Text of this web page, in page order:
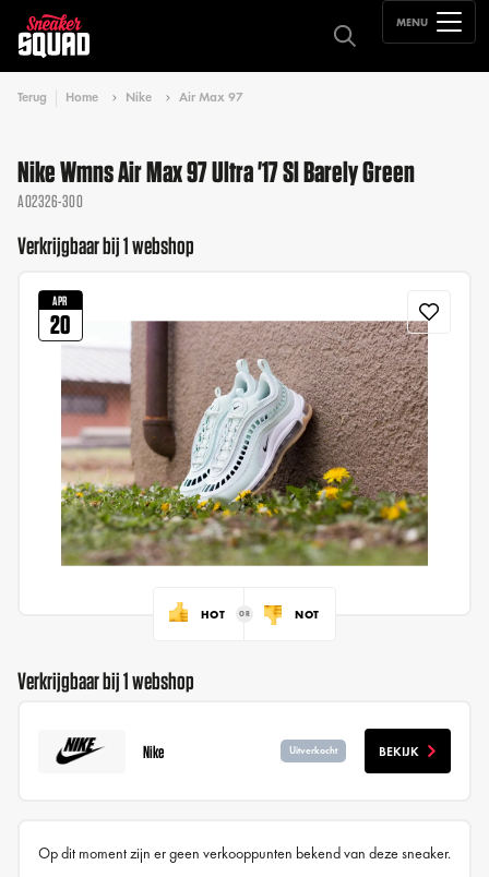
MENU
Terug Home Nike Air Max 97
Nike Wmns Air Max 97 Ultra '17 Sl Barely Green
AO2326-300
Verkrijgbaar bij 1 webshop
APR
20
HOT NOT
Verkrijgbaar bij 1 webshop
Nike Uitverkocht BEKIJK
Op dit moment zijn er geen verkooppunten bekend van deze sneaker.